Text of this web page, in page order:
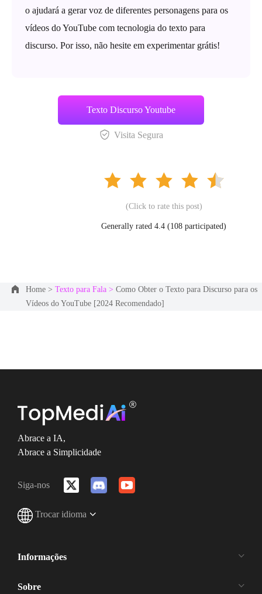
o ajudará a gerar voz de diferentes personagens para os
vídeos do YouTube com tecnologia do texto para
discurso. Por isso, não hesite em experimentar grátis!
Texto Discurso Youtube
Visita Segura
(Click to rate this post)
Generally rated 4.4 (108 participated)
Home > Texto para Fala > Como Obter o Texto para Discurso para os
Vídeos do YouTube [2024 Recomendado]
Abrace a IA,
Abrace a Simplicidade
Siga-nos
Trocar idioma
Informações
Sobre